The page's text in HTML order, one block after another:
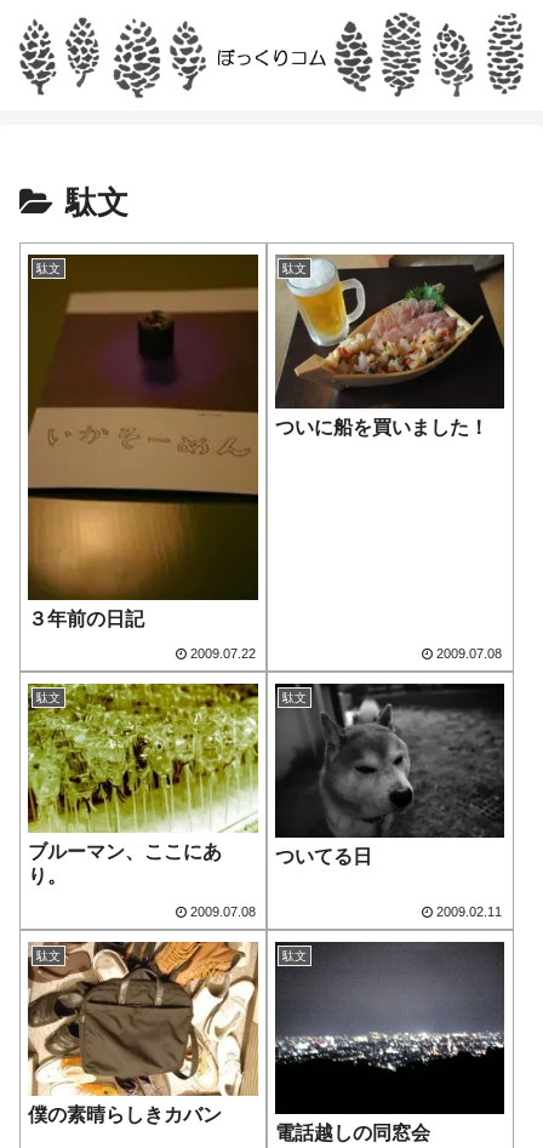
駄文
駄文
３年前の日記
2009.07.22
駄文
ついに船を買いました！
2009.07.08
駄文
ブルーマン、ここにあ
り。
2009.07.08
駄文
ついてる日
2009.02.11
駄文
僕の素晴らしきカバン
駄文
電話越しの同窓会